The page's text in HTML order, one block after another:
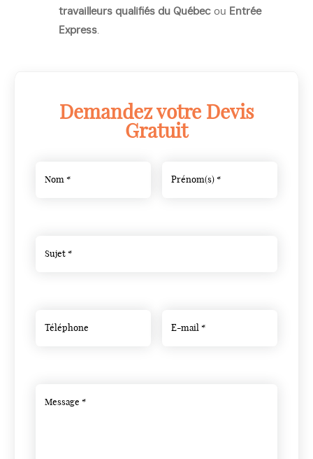
travailleurs qualifiés du Québec ou Entrée
Express.
Demandez votre Devis
Gratuit